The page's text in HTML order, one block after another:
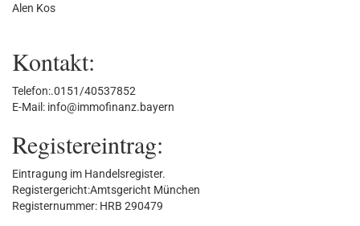
Alen Kos
Kontakt:
Telefon:.0151/40537852
E-Mail: info@immofinanz.bayern
Registereintrag:
Eintragung im Handelsregister.
Registergericht:Amtsgericht München
Registernummer: HRB 290479